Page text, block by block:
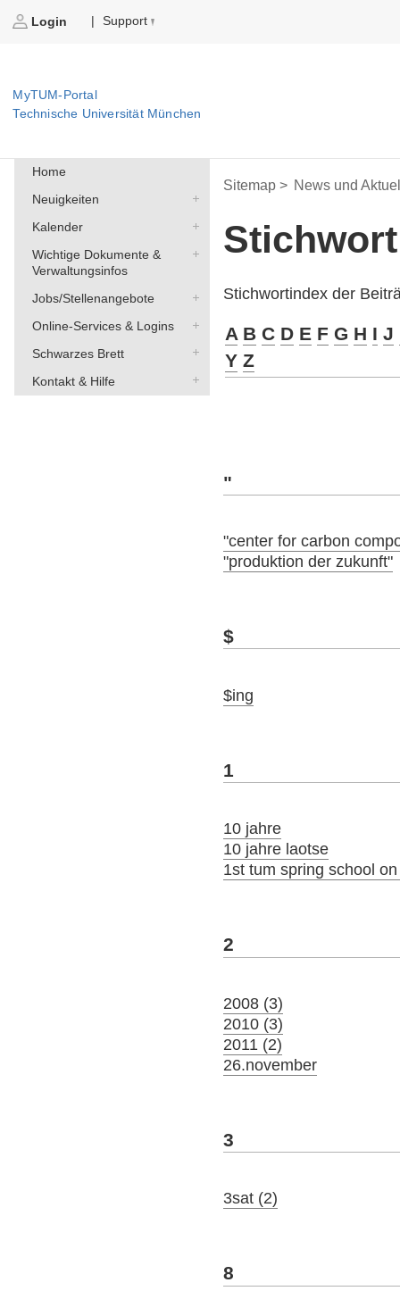
Login | Support
MyTUM-Portal
Technische Universität München
Home
Neuigkeiten
Kalender
Wichtige Dokumente &
Verwaltungsinfos
Jobs/Stellenangebote
Online-Services & Logins
Schwarzes Brett
Kontakt & Hilfe
Sitemap > News und
Stichwortindex der
A B C D E F G H I J
Y Z
"
"center for carbon
"produktion der zukunft"
$
$ing
1
10 jahre
10 jahre laotse
1st tum spring school
2
2008 (3)
2010 (3)
2011 (2)
26.november
3
3sat (2)
8